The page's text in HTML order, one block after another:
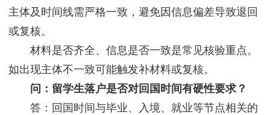
主体及时间线需严格一致，避免因信息偏差导致退回
或复核。
材料是否齐全、信息是否一致是常见核验重点。
如出现主体不一致可能触发补材料或复核。
问：留学生落户是否对回国时间有硬性要求？
答：回国时间与毕业、入境、就业等节点相关的